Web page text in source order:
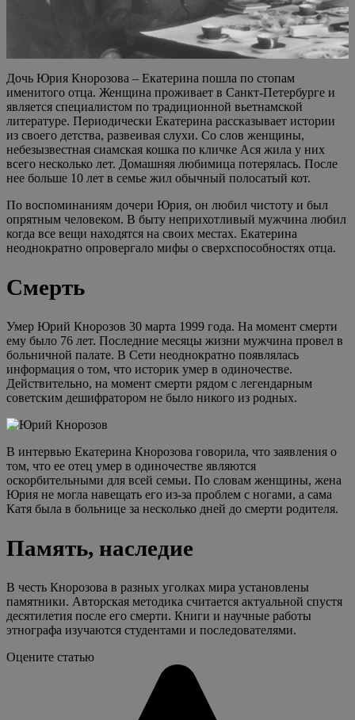
Дочь Юрия Кнорозова – Екатерина пошла по стопам
именитого отца. Женщина проживает в Санкт-Петербурге и
является специалистом по традиционной вьетнамской
литературе. Периодически Екатерина рассказывает истории
из своего детства, развеивая слухи. Со слов женщины,
небезызвестная сиамская кошка по кличке Ася жила у них
всего несколько лет. Домашняя любимица потерялась. После
нее больше 10 лет в семье жил обычный полосатый кот.
По воспоминаниям дочери Юрия, он любил чистоту и был
опрятным человеком. В быту неприхотливый мужчина любил
когда все вещи находятся на своих местах. Екатерина
неоднократно опровергало мифы о сверхспособностях отца.
Смерть
Умер Юрий Кнорозов 30 марта 1999 года. На момент смерти
ему было 76 лет. Последние месяцы жизни мужчина провел в
больничной палате. В Сети неоднократно появлялась
информация о том, что историк умер в одиночестве.
Действительно, на момент смерти рядом с легендарным
советским дешифратором не было никого из родных.
В интервью Екатерина Кнорозова говорила, что заявления о
том, что ее отец умер в одиночестве являются
оскорбительными для всей семьи. По словам женщины, жена
Юрия не могла навещать его из-за проблем с ногами, а сама
Катя была в больнице за несколько дней до смерти родителя.
Память, наследие
В честь Кнорозова в разных уголках мира установлены
памятники. Авторская методика считается актуальной спустя
десятилетия после его смерти. Книги и научные работы
этнографа изучаются студентами и последователями.
Оцените статью